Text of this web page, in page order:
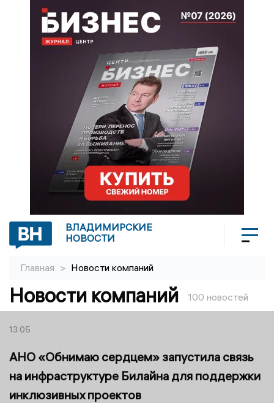
ВЛАДИМИРСКИЕ
НОВОСТИ
Главная > Новости компаний
Новости компаний 100 новостей
13:05
АНО «Обнимаю сердцем» запустила связь
на инфраструктуре Билайна для поддержки
инклюзивных проектов